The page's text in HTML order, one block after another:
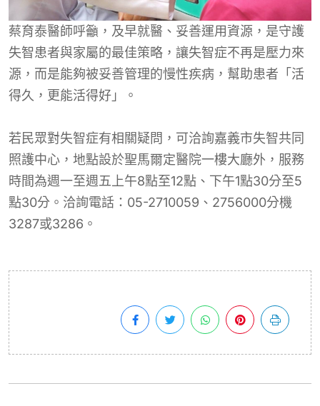
蔡育泰醫師呼籲，及早就醫、妥善運用資源，是守護
失智患者與家屬的最佳策略，讓失智症不再是壓力來
源，而是能夠被妥善管理的慢性疾病，幫助患者「活
得久，更能活得好」。
若民眾對失智症有相關疑問，可洽詢嘉義市失智共同
照護中心，地點設於聖馬爾定醫院一樓大廳外，服務
時間為週一至週五上午8點至12點、下午1點30分至5
點30分。洽詢電話：05-2710059、2756000分機
3287或3286。